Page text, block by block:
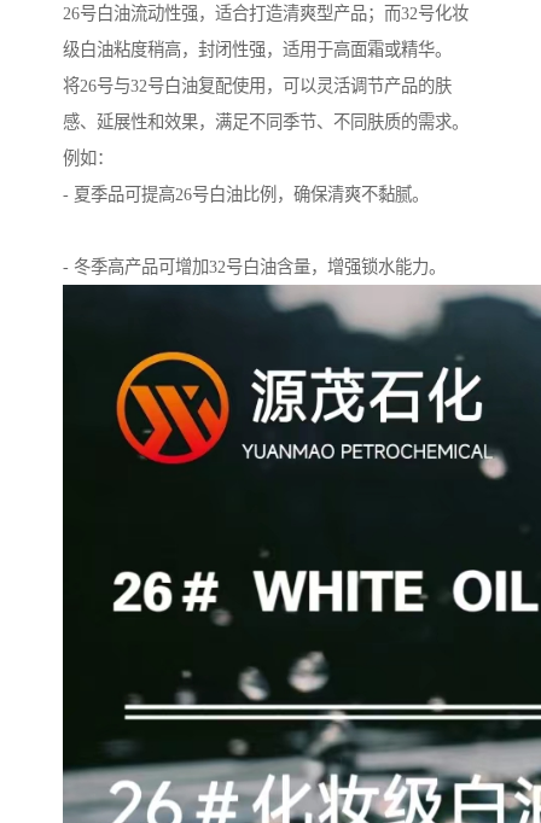
26号白油流动性强，适合打造清爽型产品；而32号化妆
级白油粘度稍高，封闭性强，适用于高面霜或精华。
将26号与32号白油复配使用，可以灵活调节产品的肤
感、延展性和效果，满足不同季节、不同肤质的需求。
例如：
- 夏季品可提高26号白油比例，确保清爽不黏腻。
- 冬季高产品可增加32号白油含量，增强锁水能力。